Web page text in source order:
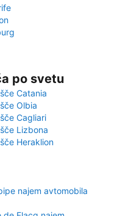
po svetu
Catania
Olbia
Cagliari
Lizbona
Heraklion
najem avtomobila